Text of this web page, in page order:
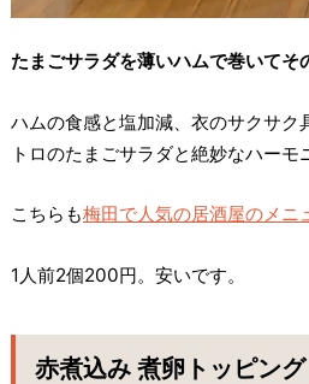
たまごサラダを薄いハムで巻いてそ
ハムの食感と塩加減、衣のサクサク
トロのたまごサラダと絶妙なハー
こちらも梅田で人気の居酒屋のメニ
1人前2個200円。安いです。
赤煮込み 煮卵トッピン